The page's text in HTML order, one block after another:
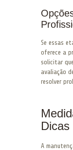
Se essas
oferece a
solicitar
avaliação
resolver
A